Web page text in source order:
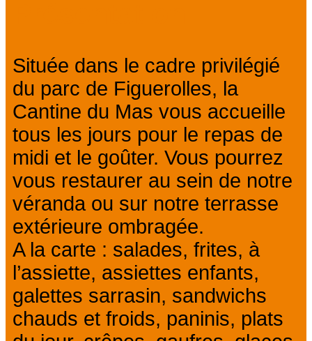
Située dans le cadre privilégié
du parc de Figuerolles, la
Cantine du Mas vous accueille
tous les jours pour le repas de
midi et le goûter. Vous pourrez
vous restaurer au sein de notre
véranda ou sur notre terrasse
extérieure ombragée.
A la carte : salades, frites, à
l’assiette, assiettes enfants,
galettes sarrasin, sandwichs
chauds et froids, paninis, plats